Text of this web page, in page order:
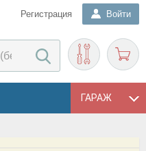
Регистрация Войти
ГАРАЖ